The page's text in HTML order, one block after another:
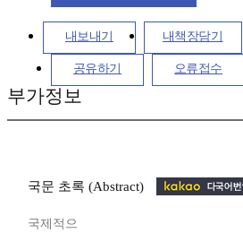
내보내기 내책장담기
공유하기 오류접수
부가정보
국문 초록 (Abstract)
국제적으